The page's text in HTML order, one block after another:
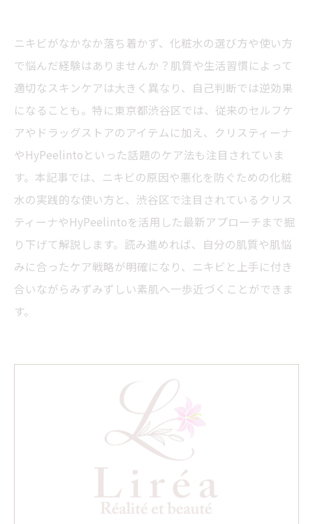
ニキビがなかなか落ち着かず、化粧水の選び方や使い方
で悩んだ経験はありませんか？肌質や生活習慣によって
適切なスキンケアは大きく異なり、自己判断では逆効果
になることも。特に東京都渋谷区では、従来のセルフケ
アやドラッグストアのアイテムに加え、クリスティーナ
やHyPeelintoといった話題のケア法も注目されていま
す。本記事では、ニキビの原因や悪化を防ぐための化粧
水の実践的な使い方と、渋谷区で注目されているクリス
ティーナやHyPeelintoを活用した最新アプローチまで掘
り下げて解説します。読み進めれば、自分の肌質や肌悩
みに合ったケア戦略が明確になり、ニキビと上手に付き
合いながらみずみずしい素肌へ一歩近づくことができま
す。